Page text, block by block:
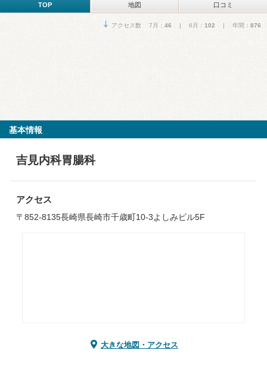
TOP 地図 口コミ
アクセス数 7月： 46 | 6月： 102 | 年間： 876
基本情報
吉見内科胃腸科
アクセス
〒852-8135長崎県長崎市千歳町10-3よしみビル5F
大きな地図・アクセス